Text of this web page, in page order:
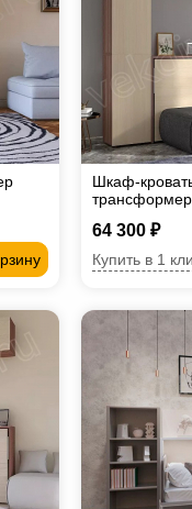
Шкаф-
64 300 ₽
Купить в 1